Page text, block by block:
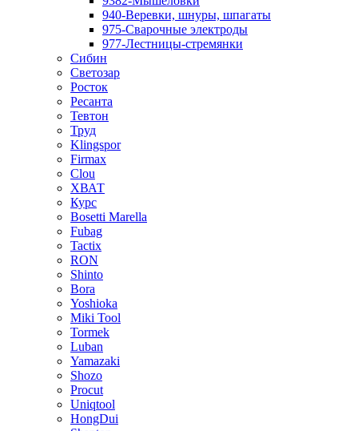
940-Веревки, шнуры, шпагаты
975-Сварочные электроды
977-Лестницы-стремянки
Сибин
Светозар
Росток
Ресанта
Тевтон
Труд
Klingspor
Firmax
Clou
XВАТ
Курс
Bosetti Marella
Fubag
Tactix
RON
Shinto
Bora
Yoshioka
Miki Tool
Tormek
Luban
Yamazaki
Shozo
Procut
Uniqtool
HongDui